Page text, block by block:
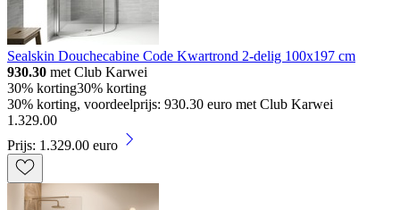
Sealskin Douchecabine Code Kwartrond 2-delig 100x197 cm
930.30 met Club Karwei
30% korting30% korting
30% korting, voordeelprijs: 930.30 euro met Club Karwei
1 .329.00
Prijs: 1.329.00 euro